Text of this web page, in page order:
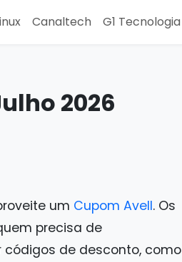
Canaltech G1 Tecnologia
2026
um Cupom Avell. Os
precisa de
de desconto, como